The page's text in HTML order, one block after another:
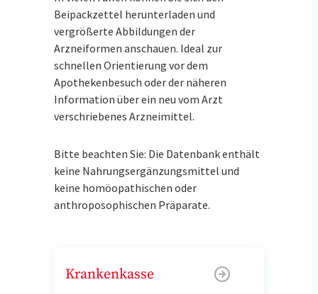
Beipackzettel herunterladen und
vergrößerte Abbildungen der
Arzneiformen anschauen. Ideal zur
schnellen Orientierung vor dem
Apothekenbesuch oder der näheren
Information über ein neu vom Arzt
verschriebenes Arzneimittel.
Bitte beachten Sie: Die Datenbank enthält
keine Nahrungsergänzungsmittel und
keine homöopathischen oder
anthroposophischen Präparate.
Krankenkasse